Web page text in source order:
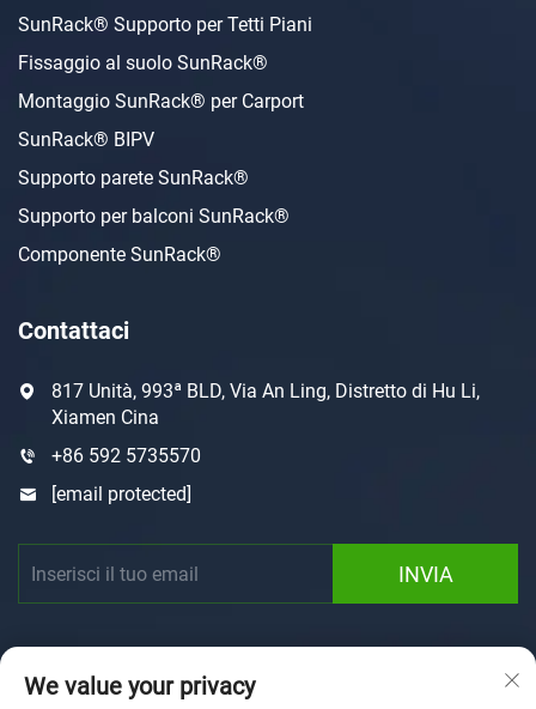
SunRack® Supporto per Tetti Piani
Fissaggio al suolo SunRack®
Montaggio SunRack® per Carport
SunRack® BIPV
Supporto parete SunRack®
Supporto per balconi SunRack®
Componente SunRack®
Contattaci
817 Unità, 993ª BLD, Via An Ling, Distretto di Hu Li,
Xiamen Cina
+86 592 5735570
[email protected]
INVIA
We value your privacy